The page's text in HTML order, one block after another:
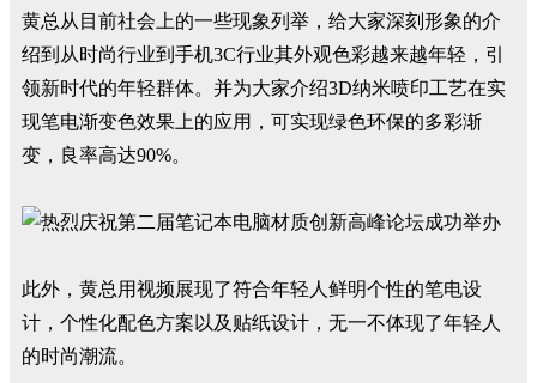
黄总从目前社会上的一些现象列举，给大家深刻形象的介
绍到从时尚行业到手机3C行业其外观色彩越来越年轻，引
领新时代的年轻群体。并为大家介绍3D纳米喷印工艺在实
现笔电渐变色效果上的应用，可实现绿色环保的多彩渐
变，良率高达90%。
此外，黄总用视频展现了符合年轻人鲜明个性的笔电设
计，个性化配色方案以及贴纸设计，无一不体现了年轻人
的时尚潮流。